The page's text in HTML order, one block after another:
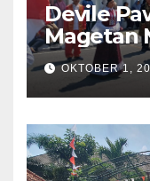
Devile
Magetan
79
Diversity
OKTOBER 1,